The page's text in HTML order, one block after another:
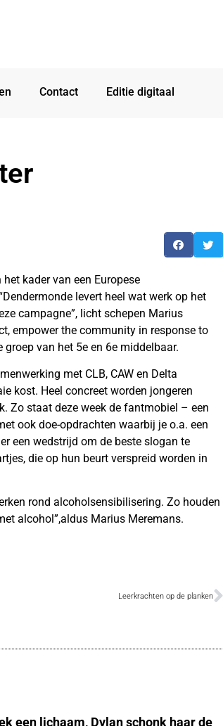
Contact Editie digitaal
kader van een Europese
levert heel wat werk op het
campagne”, licht schepen Marius
empower the community in response to
van het 5e en 6e middelbaar.
met CLB, CAW en Delta
kost. Heel concreet worden jongeren
Zo staat deze week de fantmobiel – een
ook doe-opdrachten waarbij je o.a. een
een wedstrijd om de beste slogan te
die op hun beurt verspreid worden in
rond alcoholsensibilisering. Zo houden
alcohol”,aldus Marius Meremans.
Leerkrachten op de planken
een lichaam, Dylan schonk haar de